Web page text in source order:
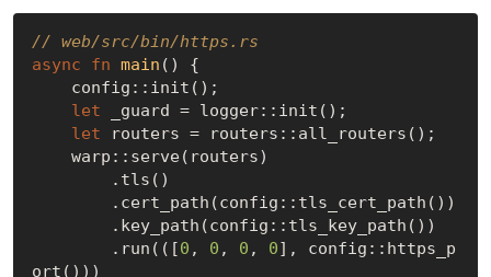
// web/src/bin/https.rs
async
fn main () {
let _guard = logger::init();
let routers = routers::all_routers();
        .run(([
0 , 0 , 0 , 0], config::https_p
ort()))